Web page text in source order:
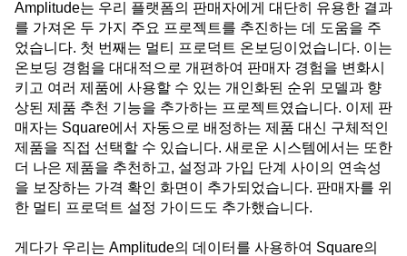
Amplitude는 우리 플랫폼의 판매자에게 대단히 유용한 결과
를 가져온 두 가지 주요 프로젝트를 추진하는 데 도움을 주
었습니다. 첫 번째는 멀티 프로덕트 온보딩이었습니다. 이는
온보딩 경험을 대대적으로 개편하여 판매자 경험을 변화시
키고 여러 제품에 사용할 수 있는 개인화된 순위 모델과 향
상된 제품 추천 기능을 추가하는 프로젝트였습니다. 이제 판
매자는 Square에서 자동으로 배정하는 제품 대신 구체적인
제품을 직접 선택할 수 있습니다. 새로운 시스템에서는 또한
더 나은 제품을 추천하고, 설정과 가입 단계 사이의 연속성
을 보장하는 가격 확인 화면이 추가되었습니다. 판매자를 위
한 멀티 프로덕트 설정 가이드도 추가했습니다.
게다가 우리는 Amplitude의 데이터를 사용하여 Square의